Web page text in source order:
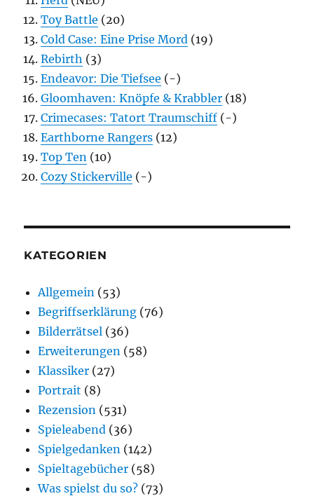
Toy Battle (20)
Cold Case: Eine Prise Mord (19)
Rebirth (3)
Endeavor: Die Tiefsee (-)
Gloomhaven: Knöpfe & Krabbler (18)
Crimecases: Tatort Traumschiff (-)
Earthborne Rangers (12)
Top Ten (10)
Cozy Stickerville (-)
KATEGORIEN
Allgemein (53)
Begriffserklärung (76)
Bilderrätsel (36)
Erweiterungen (58)
Klassiker (27)
Portrait (8)
Rezension (531)
Spieleabend (36)
Spielgedanken (142)
Spieltagebücher (58)
Was spielst du so? (73)